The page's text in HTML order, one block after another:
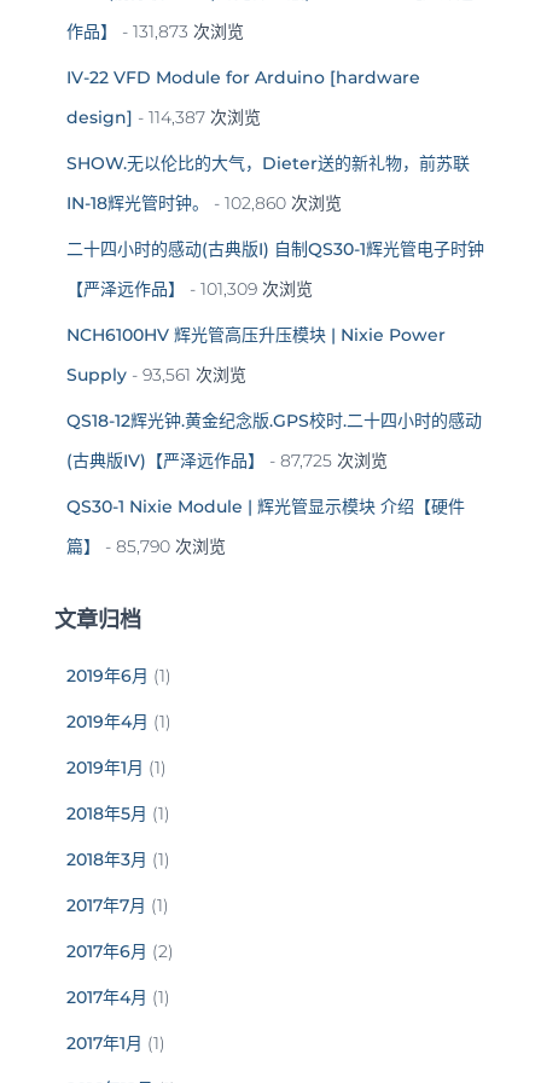
作品】
- 131,873 次浏览
IV-22 VFD Module for Arduino [hardware
design] - 114,387 次浏览
SHOW.无以伦比的大气，Dieter送的新礼物，前苏联
IN-18辉光管时钟。
- 102,860 次浏览
二十四小时的感动(古典版I) 自制QS30-1辉光管电子时钟
【严泽远作品】
- 101,309 次浏览
NCH6100HV 辉光管高压升压模块 | Nixie Power
Supply - 93,561 次浏览
QS18-12辉光钟.黄金纪念版.GPS校时.二十四小时的感动
(古典版IV)【严泽远作品】
- 87,725 次浏览
QS30-1 Nixie Module | 辉光管显示模块 介绍【硬件
篇】
- 85,790 次浏览
文章归档
2019年6月 (1)
2019年4月 (1)
2019年1月 (1)
2018年5月 (1)
2018年3月 (1)
2017年7月 (1)
2017年6月 (2)
2017年4月 (1)
2017年1月 (1)